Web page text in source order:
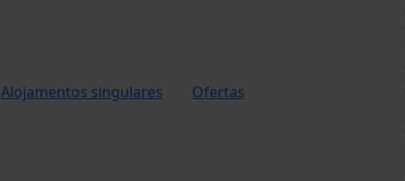
Alojamentos singulares Ofertas